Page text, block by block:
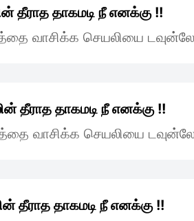
தீராத தாகமடி நீ எனக்கு !!
வாசிக்க செயலியை
தீராத தாகமடி நீ எனக்கு !!
வாசிக்க செயலியை
தீராத தாகமடி நீ எனக்கு !!